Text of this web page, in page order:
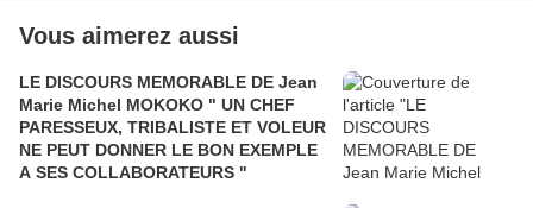
Vous aimerez aussi
LE DISCOURS MEMORABLE DE Jean
Marie Michel MOKOKO " UN CHEF
PARESSEUX, TRIBALISTE ET VOLEUR
NE PEUT DONNER LE BON EXEMPLE
A SES COLLABORATEURS "